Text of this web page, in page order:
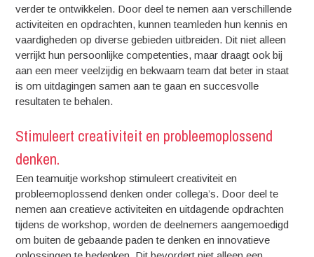
verder te ontwikkelen. Door deel te nemen aan verschillende
activiteiten en opdrachten, kunnen teamleden hun kennis en
vaardigheden op diverse gebieden uitbreiden. Dit niet alleen
verrijkt hun persoonlijke competenties, maar draagt ook bij
aan een meer veelzijdig en bekwaam team dat beter in staat
is om uitdagingen samen aan te gaan en succesvolle
resultaten te behalen.
Stimuleert creativiteit en probleemoplossend
denken.
Een teamuitje workshop stimuleert creativiteit en
probleemoplossend denken onder collega’s. Door deel te
nemen aan creatieve activiteiten en uitdagende opdrachten
tijdens de workshop, worden de deelnemers aangemoedigd
om buiten de gebaande paden te denken en innovatieve